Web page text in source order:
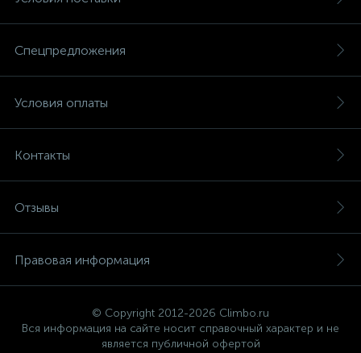
Спецпредложения
Условия оплаты
Контакты
Отзывы
Правовая информация
© Copyright 2012-2026 Climbo.ru
Вся информация на сайте носит справочный характер и не
является публичной офертой